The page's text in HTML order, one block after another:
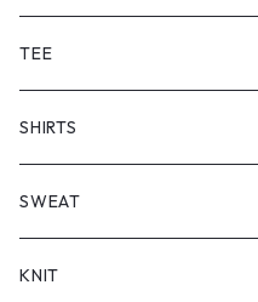
TEE
SHORT SLEEVE
LONG SLEEVE
SHIRTS
SHORT SLEEVE
LONG SLEEVE
SWEAT
KNIT